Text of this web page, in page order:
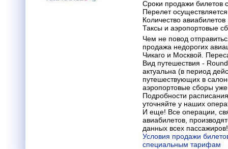
Сроки продажи билетов
Перелет
Количество
Таксы и аэропортовые
Чем не повод
продажа недорогих
Чикаго и Москвой.
Вид путешествия -
актуальна (в период
путешествующих в
аэропортовые сборы
Подробности
уточняйте у наших
И еще! Все операции,
авиабилетов,
данных всех пассажиров!
Условия продажи
специальным тарифам